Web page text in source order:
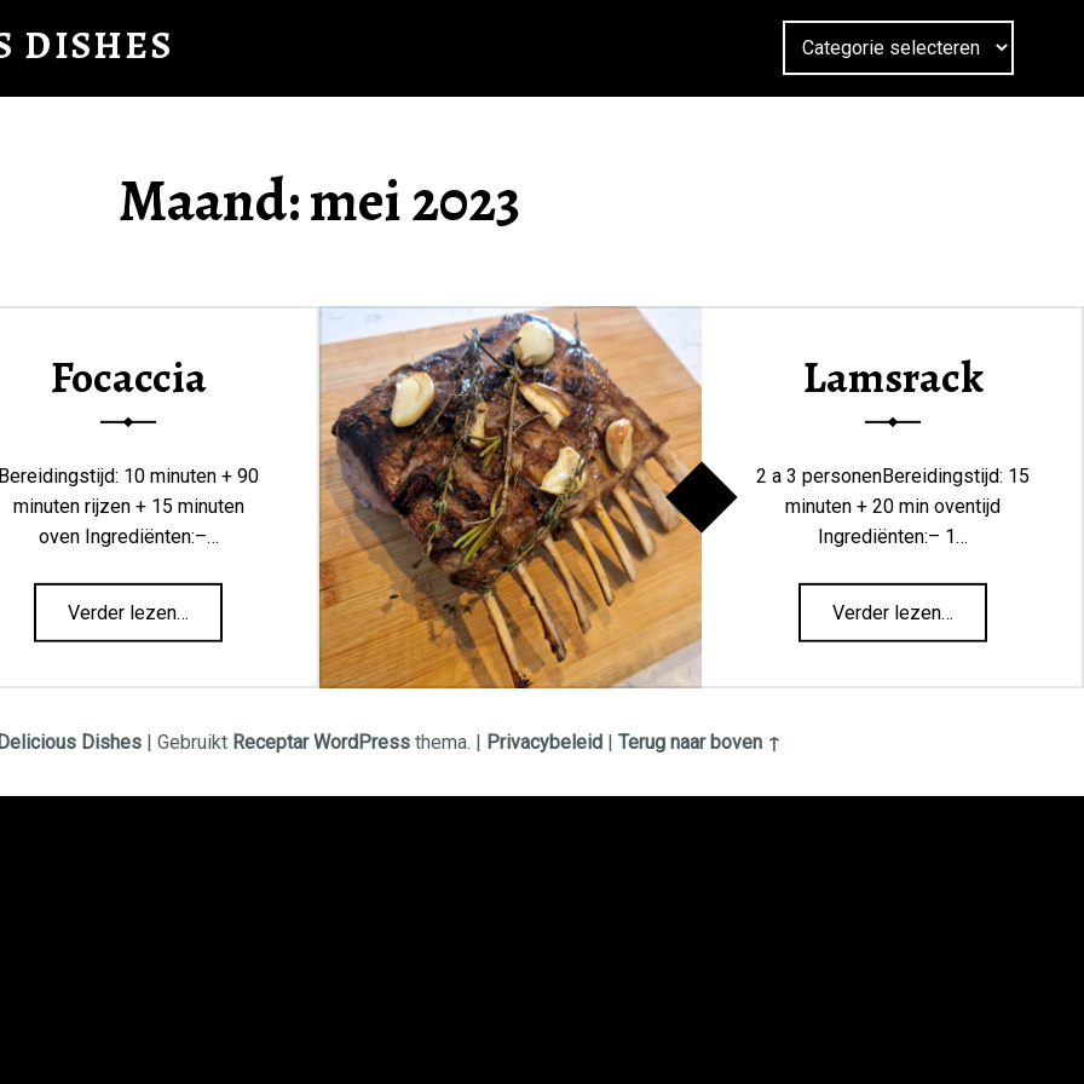
DISHES
Maand:mei 2023
Focaccia
Bereidingstijd: 10 minuten + 90
minuten rijzen + 15 minuten
oven Ingrediënten:–…
Verder lezen…
Lamsrack
2 a 3 personenBereidingstijd: 15
minuten + 20 min oventijd
Ingrediënten:– 1…
Verder lezen…
Dishes | Gebruikt Receptar WordPress thema. | Privacybeleid | Terug naar boven ↑